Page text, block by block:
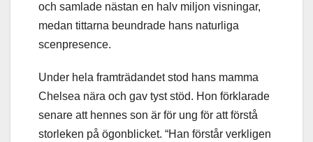
och samlade nästan en halv miljon visningar,
medan tittarna beundrade hans naturliga
scenpresence.
Under hela framträdandet stod hans mamma
Chelsea nära och gav tyst stöd. Hon förklarade
senare att hennes son är för ung för att förstå
storleken på ögonblicket. “Han förstår verkligen